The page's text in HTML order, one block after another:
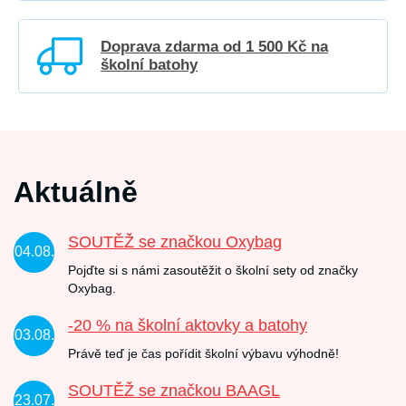
Doprava zdarma od 1 500 Kč na
školní batohy
Aktuálně
04.08.
SOUTĚŽ se značkou Oxybag
Pojďte si s námi zasoutěžit o školní sety od značky
Oxybag.
03.08.
-20 % na školní aktovky a batohy
Právě teď je čas pořídit školní výbavu výhodně!
23.07.
SOUTĚŽ se značkou BAAGL